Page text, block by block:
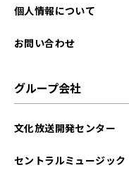
個人情報について
お問い合わせ
グループ会社
文化放送開発センター
セントラルミュージック